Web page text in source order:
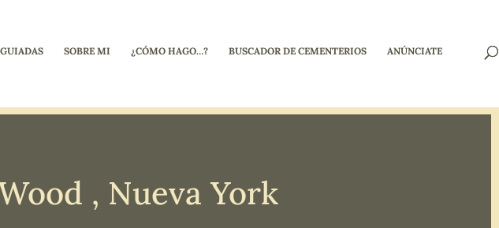
SOBRE MI ¿CÓMO HAGO…? BUSCADOR DE CEMENTERIOS ANÚNCIATE
, Nueva York